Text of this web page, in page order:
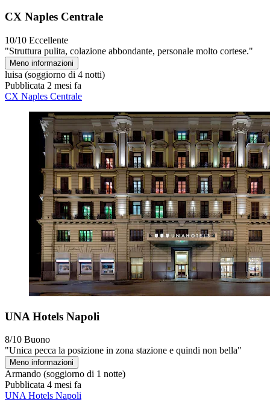
CX Naples Centrale
10/10 Eccellente
"Struttura pulita, colazione abbondante, personale molto cortese."
Meno informazioni
luisa (soggiorno di 4 notti)
Pubblicata 2 mesi fa
CX Naples Centrale
UNA Hotels Napoli
8/10 Buono
"Unica pecca la posizione in zona stazione e quindi non bella"
Meno informazioni
Armando (soggiorno di 1 notte)
Pubblicata 4 mesi fa
UNA Hotels Napoli